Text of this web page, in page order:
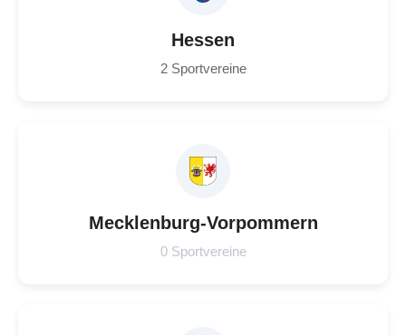
Hessen
2 Sportvereine
Mecklenburg-Vorpommern
0 Sportvereine